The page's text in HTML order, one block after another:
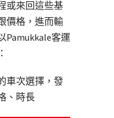
或來回這些基
價格，進而輸
Pamukkale客運
車次選擇，發
、時長